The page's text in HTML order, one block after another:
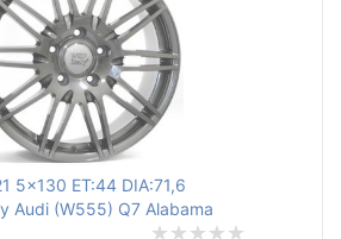
5x130 ET:44 DIA:71,6
Audi (W555) Q7 Alabama
до
до